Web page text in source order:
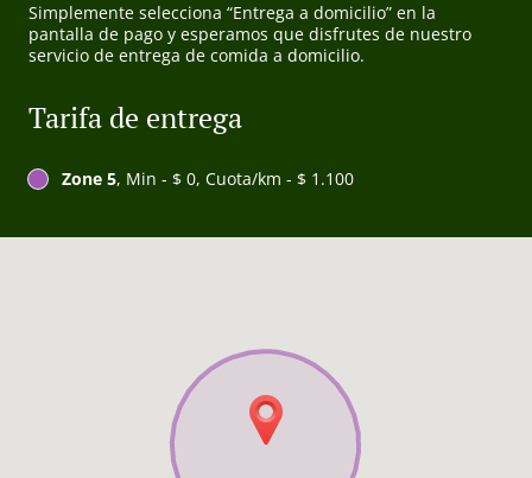
Simplemente selecciona “Entrega a domicilio” en la
pantalla de pago y esperamos que disfrutes de nuestro
servicio de entrega de comida a domicilio.
Tarifa de entrega
Zone 5, Min - $ 0, Cuota/km - $ 1.100